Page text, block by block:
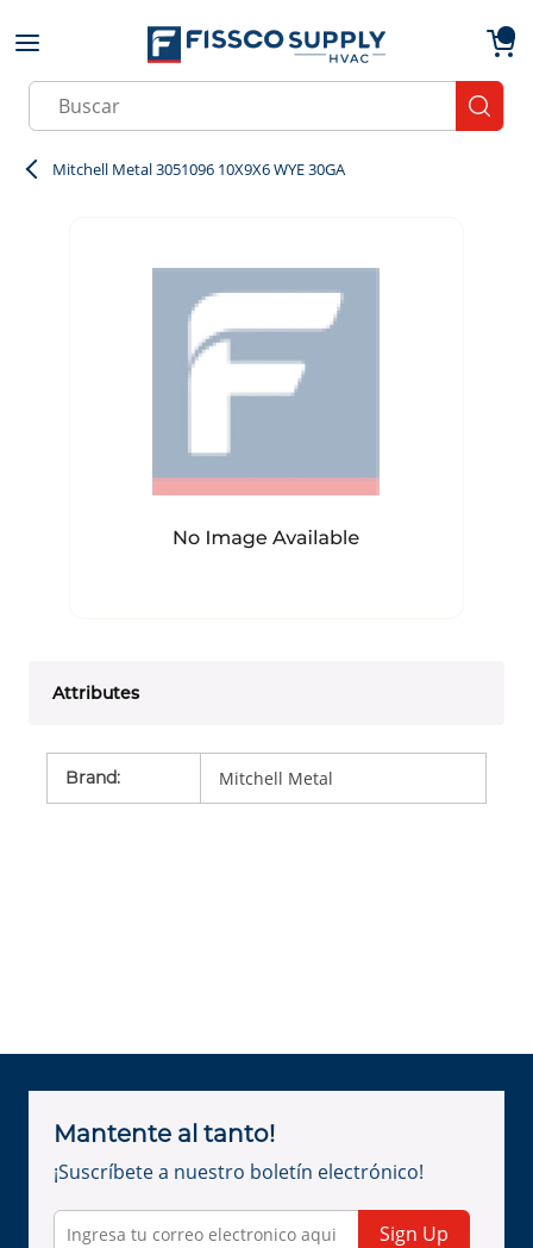
Skip to main content
Site Search
Mitchell Metal 3051096 10X9X6 WYE 30GA
Attributes
Brand: Mitchell Metal
Mantente al tanto!
¡Suscríbete a nuestro boletín electrónico!
Sign Up